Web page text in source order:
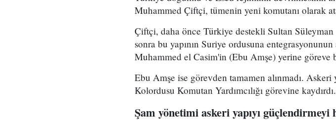
Muhammed Çiftçi, tümenin yeni komutanı olarak
Çiftçi, daha önce Türkiye destekli Sultan Süleyman
sonra bu yapının Suriye ordusuna
Muhammed el Casim'in (Ebu Amşe) yerine göreve
Ebu Amşe ise görevden tamamen alınmadı.
Kolordusu Komutan Yardımcılığı görevine kaydırdı.
Şam yönetimi askeri yapıyı güçlendirmeyi